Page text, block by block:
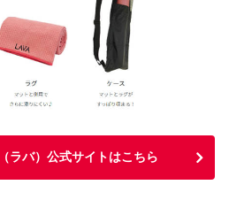
ラバ）公式サイトはこちら